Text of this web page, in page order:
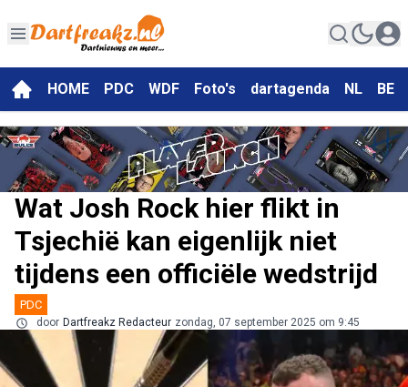
HOME PDC WDF Foto's dartagenda NL BE
Wat Josh Rock hier flikt in
Tsjechië kan eigenlijk niet
tijdens een officiële wedstrijd
PDC
door Dartfreakz Redacteur zondag, 07 september 2025 om 9:45